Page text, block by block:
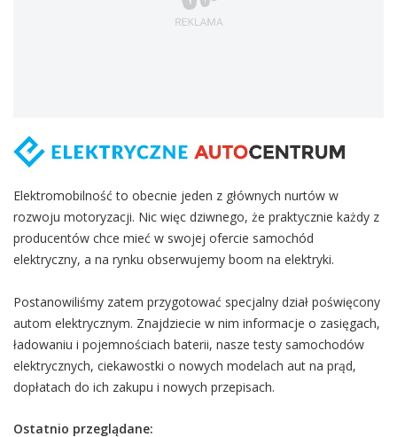
Elektromobilność to obecnie jeden z głównych nurtów w
rozwoju motoryzacji. Nic więc dziwnego, że praktycznie każdy z
producentów chce mieć w swojej ofercie samochód
elektryczny, a na rynku obserwujemy boom na elektryki.
Postanowiliśmy zatem przygotować specjalny dział poświęcony
autom elektrycznym. Znajdziecie w nim informacje o zasięgach,
ładowaniu i pojemnościach baterii, nasze testy samochodów
elektrycznych, ciekawostki o nowych modelach aut na prąd,
dopłatach do ich zakupu i nowych przepisach.
Ostatnio przeglądane: